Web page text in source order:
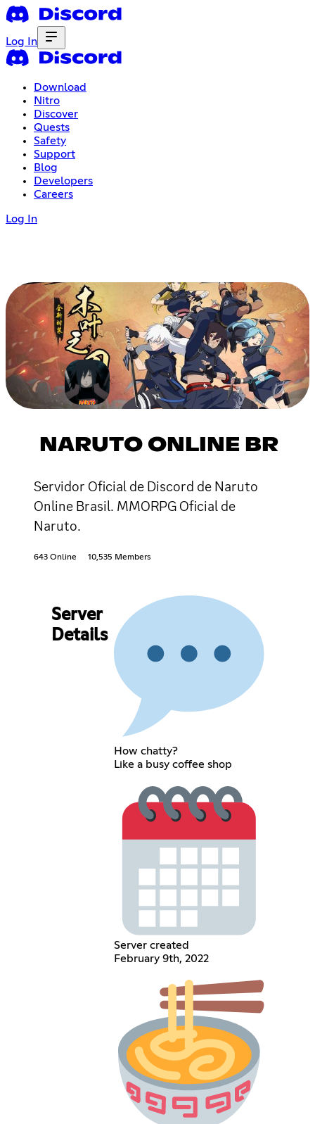
Log In
Download
Nitro
Discover
Quests
Safety
Support
Blog
Developers
Careers
Log In
NARUTO ONLINE BR
Servidor Oficial de Discord de Naruto
Online Brasil. MMORPG Oficial de
Naruto.
643 Online 10,535 Members
Server
Details
How chatty?
Like a busy coffee shop
Server created
February 9th, 2022